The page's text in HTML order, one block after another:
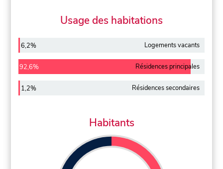
Usage des habitations
6,2% Logements vacants
92,6% Résidences principales
1,2% Résidences secondaires
Habitants